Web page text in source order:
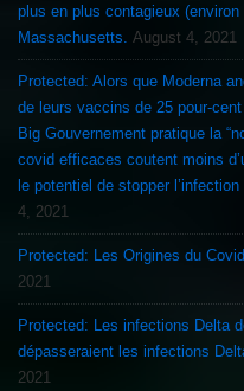
plus en plus contagieux
Massachusetts.
August 4, 2021
Protected: Alors que Moderna
de leurs vaccins de 25 pour-
Big Gouvernement pratique la
covid efficaces coutent moins
le potentiel de stopper
4, 2021
Protected: Les Origines du
2021
Protected: Les infections Delta
dépasseraient les infections
2021